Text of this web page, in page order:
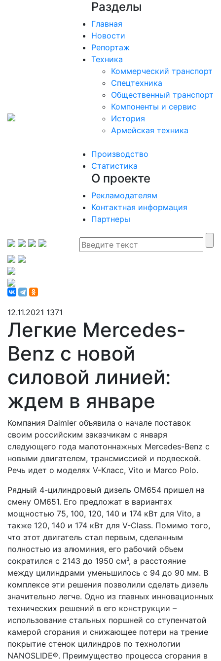
Разделы
Главная
Новости
Репортаж
Техника
Коммерческий транспорт
Спецтехника
Общественный транспорт
Компоненты и сервис
История
Армейская техника
Производство
Статистика
О проекте
Рекламодателям
Контактная информация
Партнеры
12.11.2021 1371
Легкие Mercedes-
Benz с новой
силовой линией:
ждем в январе
Компания Daimler объявила о начале поставок
своим российским заказчикам с января
следующего года малотоннажных Mercedes-Benz с
новыми двигателем, трансмиссией и подвеской.
Речь идет о моделях V-Класс, Vito и Marcо Polo.
Рядный 4-цилиндровый дизель ОМ654 пришел на
смену ОМ651. Его предложат в вариантах
мощностью 75, 100, 120, 140 и 174 кВт для Vito, а
также 120, 140 и 174 кВт для V-Class. Помимо того,
что этот двигатель стал первым, сделанным
полностью из алюминия, его рабочий объем
сократился с 2143 до 1950 см³, а расстояние
между цилиндрами уменьшилось с 94 до 90 мм. В
комплексе эти решения позволили сделать дизель
значительно легче. Одно из главных инновационных
технических решений в его конструкции –
использование стальных поршней со ступенчатой
камерой сгорания и снижающее потери на трение
покрытие стенок цилиндров по технологии
NANOSLIDE®. Преимущество процесса сгорания в